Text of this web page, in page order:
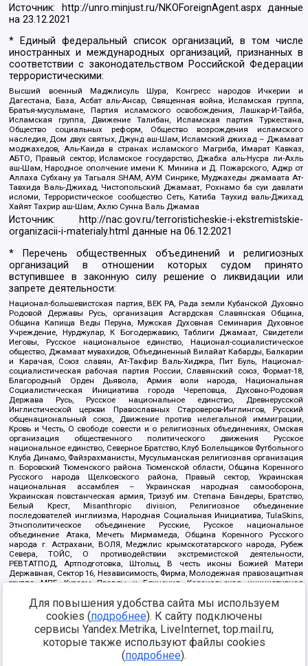
Источник: http://unro.minjust.ru/NKOForeignAgent.aspxданные
на23.12.2021
* Единый федеральный список организаций, в том числе
иностранных и международных организаций, признанных в
соответствии с законодательством Российской Федерации
террористическими:
Высший военный Маджлисуль Шура, Конгресс народов Ичкерии и
Дагестана, База, Асбат аль-Ансар, Священная война, Исламская группа,
Братья-мусульмане, Партия исламского освобождения, Лашкар-И-Тайба,
Исламская группа, Движение Талибан, Исламская партия Туркестана,
Общество социальных реформ, Общество возрождения исламского
наследия, Дом двух святых, Джунд аш-Шам, Исламский джихад – Джамаат
моджахедов, Аль-Каида в странах исламского Магриба, Имарат Кавказ,
АБТО, Правый сектор, Исламское государство, Джабха аль-Нусра ли-Ахль
аш-Шам, Народное ополчение имени К. Минина и Д. Пожарского, Аджр от
Аллаха Субхану уа Тагьаля SHAM, АУМ Синрике, Муджахеды джамаата Ат-
Тавхида Валь-Джихад, Чистопольский Джамаат, Рохнамо ба суи давлати
исломи, Террористическое сообщество Сеть, Катиба Таухид валь-Джихад,
Хайят Тахрир аш-Шам, Ахлю Сунна Валь Джамаа
Источник: http://nac.gov.ru/terroristicheskie-i-ekstremistskie-
organizacii-i-materialy.html данные на06.12.2021
* Перечень общественных объединений и религиозных
организаций в отношении которых судом принято
вступившее в законную силу решение о ликвидации или
запрете деятельности:
Национал-большевистская партия, ВЕК РА, Рада земли Кубанской Духовно
Родовой Державы Русь, организация Асгардская Славянская Община,
Община Капища Веды Перуна, Мужская Духовная Семинария Духовное
Учреждение, Нурджулар, К Богодержавию, Таблиги Джамаат, Свидетели
Иеговы, Русское национальное единство, Национал-социалистическое
общество, Джамаат мувахидов, Объединенный Вилайат Кабарды, Балкарии
и Карачая, Союз славян, Ат-Такфир Валь-Хиджра, Пит Буль, Национал-
социалистическая рабочая партия России, Славянский союз, Формат-18,
Благородный Орден Дьявола, Армия воли народа, Национальная
Социалистическая Инициатива города Череповца, Духовно-Родовая
Держава Русь, Русское национальное единство, Древнерусской
Инглистической церкви Православных Староверов-Инглингов, Русский
общенациональный союз, Движение против нелегальной иммиграции,
Кровь и Честь, О свободе совести и о религиозных объединениях, Омская
организация общественного политического движения Русское
национальное единство, Северное Братство, Клуб Болельщиков Футбольного
Клуба Динамо, Файзрахманисты, Мусульманская религиозная организация
п. Боровский Тюменского района Тюменской области, Община Коренного
Русского народа Щелковского района, Правый сектор, Украинская
национальная ассамблея – Украинская народная самооборона,
Украинская повстанческая армия, Тризуб им. Степана Бандеры, Братство,
Белый Крест, Misanthropic division, Религиозное объединение
последователей инглиизма, Народная Социальная Инициатива, TulaSkins,
Этнополитическое объединение Русские, Русское национальное
объединение Атака, Мечеть Мирмамеда, Община Коренного Русского
народа г. Астрахани, ВОЛЯ, Меджлис крымскотатарского народа, Рубеж
Севера, ТОЙС, О противодействии экстремистской деятельности,
РЕВТАТПОД, Артподготовка, Штольц, В честь иконы Божией Матери
Державная, Сектор 16, Независимость, Фирма, Молодежная правозащитная
группа МПГ, Курсом Правды и Единения, Каракольская инициативная
Благотворительный пансионат Ак Умут, Русская республика Русь,
Арестантское уголовное единство, Башкорт, Нация и свобода, W.H.С., Фалунь
Дафа, Иртыш Ultras, Русский Патриотический клуб-Новокузнецк/РПК,
Сибирский державный союз, Фонд борьбы с коррупцией, Фонд защиты прав
граждан, Штабы Навального, Совет граждан СССР Прикубанского округа г.
https://minjust.gov.ru/ru/documents/7822/
Для повышения удобства сайта мы используем
cookies (подробнее). К сайту подключены
сервисы Yandex.Metrika, LiveInternet, top.mail.ru,
которые также используют файлы cookies
(подробнее).